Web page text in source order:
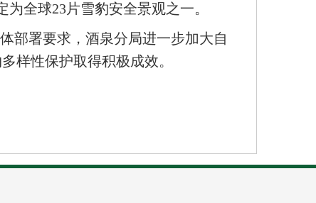
全球23片雪豹安全景观之一。
部署要求，酒泉分局进一步加大自
样性保护取得积极成效。